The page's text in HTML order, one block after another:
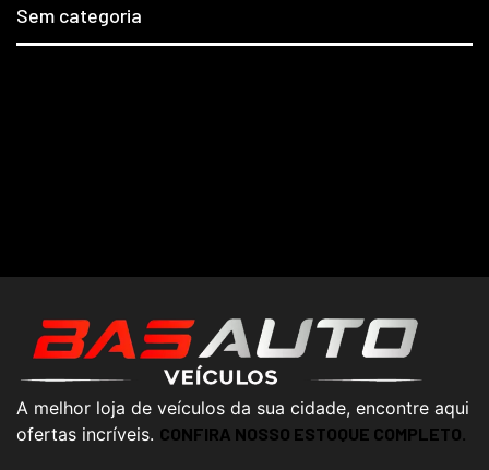
Sem categoria
A melhor loja de veículos da sua cidade, encontre aqui
ofertas incríveis. CONFIRA NOSSO ESTOQUE COMPLETO.